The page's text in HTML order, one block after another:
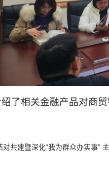
了相关金融产品对商
共建暨深化“我为群众办实事”